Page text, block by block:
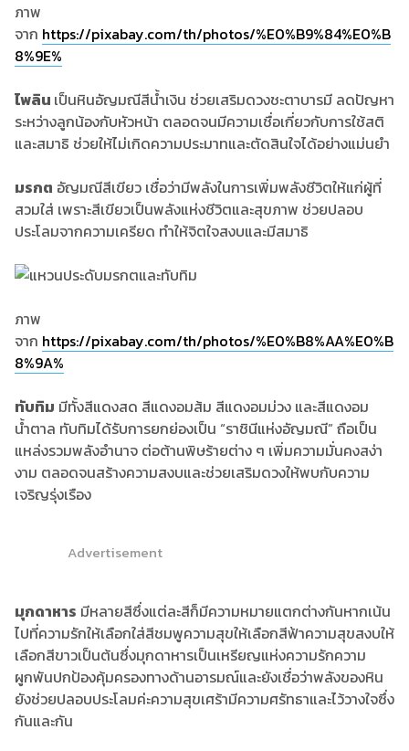
ภาพ
จาก https://pixabay.com/th/photos/%E0%B9%84%E0%B
8%9E%
ไพลิน เป็นหินอัญมณีสีน้ำเงิน ช่วยเสริมดวงชะตาบารมี ลดปัญหา
ระหว่างลูกน้องกับหัวหน้า ตลอดจนมีความเชื่อเกี่ยวกับการใช้สติ
และสมาธิ ช่วยให้ไม่เกิดความประมาทและตัดสินใจได้อย่างแม่นยำ
มรกต อัญมณีสีเขียว เชื่อว่ามีพลังในการเพิ่มพลังชีวิตให้แก่ผู้ที่
สวมใส่ เพราะสีเขียวเป็นพลังแห่งชีวิตและสุขภาพ ช่วยปลอบ
ประโลมจากความเครียด ทำให้จิตใจสงบและมีสมาธิ
ภาพ
จาก https://pixabay.com/th/photos/%E0%B8%AA%E0%B
8%9A%
ทับทิม มีทั้งสีแดงสด สีแดงอมส้ม สีแดงอมม่วง และสีแดงอม
น้ำตาล ทับทิมได้รับการยกย่องเป็น “ราชินีแห่งอัญมณี” ถือเป็น
แหล่งรวมพลังอำนาจ ต่อต้านพิษร้ายต่าง ๆ เพิ่มความมั่นคงสง่า
งาม ตลอดจนสร้างความสงบและช่วยเสริมดวงให้พบกับความ
เจริญรุ่งเรือง
Advertisement
มุกดาหาร มีหลายสีซึ่งแต่ละสีก็มีความหมายแตกต่างกันหากเน้น
ไปที่ความรักให้เลือกใส่สีชมพูความสุขให้เลือกสีฟ้าความสุขสงบให้
เลือกสีขาวเป็นต้นซึ่งมุกดาหารเป็นเหรียญแห่งความรักความ
ผูกพันปกป้องคุ้มครองทางด้านอารมณ์และยังเชื่อว่าพลังของหิน
ยังช่วยปลอบประโลมค่ะความสุขเศร้ามีความศรัทธาและไว้วางใจซึ่ง
กันและกัน